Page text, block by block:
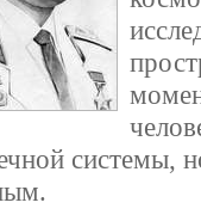
системы,